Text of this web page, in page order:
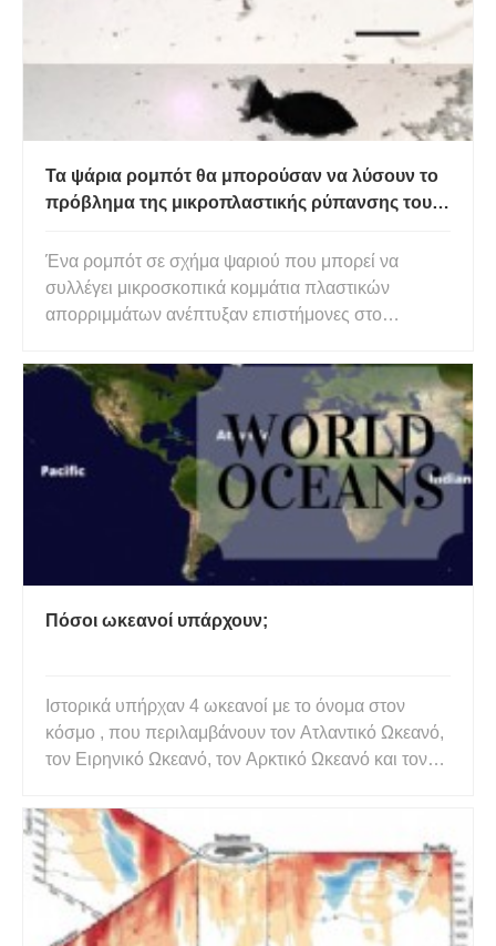
Τα ψάρια ρομπότ θα μπορούσαν να λύσουν το
πρόβλημα της μικροπλαστικής ρύπανσης του
Ένα ρομπότ σε σχήμα ψαριού που μπορεί να
συλλέγει μικροσκοπικά κομμάτια πλαστικών
απορριμμάτων ανέπτυξαν επιστήμονες στο
χρησιμοποιεί φως από ένα λέιζερ για να χτυπήσει
την ουρά του πλάι-πλάι και έχει ένα σώμα που
μπορεί να προσελκύει μόρια που βρίσκονται σ
Πόσοι ωκεανοί υπάρχουν;
Ιστορικά υπήρχαν 4 ωκεανοί με το όνομα στον
κόσμο , που περιλαμβάνουν τον Ατλαντικό Ωκεανό,
τον Ειρηνικό Ωκεανό, τον Αρκτικό Ωκεανό και τον
ωκεανούς στον κόσμο, με τον Νότιο Ωκεανό να
προστίθεται στη λίστα. Ο ωκεανός είναι ένα από τα
πιο μυστηριώδη μέρη